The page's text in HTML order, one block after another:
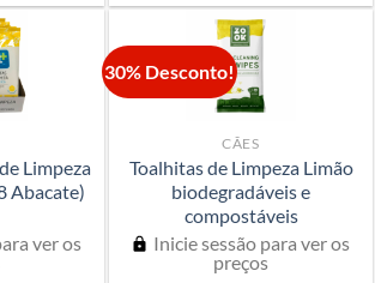
Limpeza
Abacate)
ver os
30% Desconto!
CÃES
Toalhitas de Limpeza Limão
biodegradáveis e
compostáveis
Inicie sessão para ver os
preços